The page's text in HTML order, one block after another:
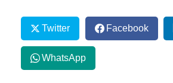
Twitter Facebook
WhatsApp